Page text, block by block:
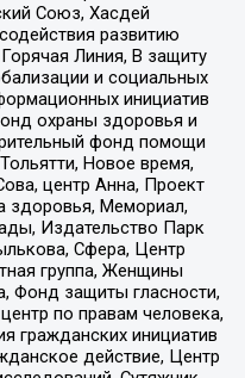
Союз, Хасдей
развитию
Линия, В защиту
и социальных
инициатив
охраны здоровья и
фонд помощи
Новое время,
центр Анна, Проект
здоровья, Мемориал,
Издательство Парк
Сфера, Центр
группа, Женщины
Фонд защиты гласности,
по правам человека,
гражданских инициатив
действие, Центр